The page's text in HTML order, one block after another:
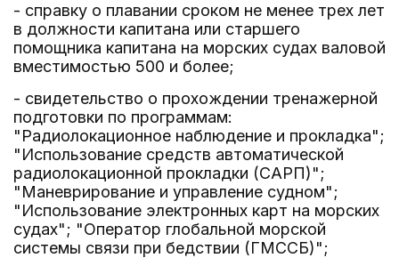
- справку о плавании сроком не менее трех лет
в должности капитана или старшего
помощника капитана на морских судах валовой
вместимостью 500 и более;
- свидетельство о прохождении тренажерной
подготовки по программам:
"Радиолокационное наблюдение и прокладка";
"Использование средств автоматической
радиолокационной прокладки (САРП)";
"Маневрирование и управление судном";
"Использование электронных карт на морских
судах"; "Оператор глобальной морской
системы связи при бедствии (ГМССБ)";